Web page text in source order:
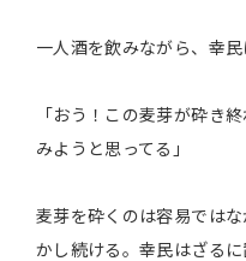
一人酒を飲みながら、幸民
「おう！この麦芽が砕き
みようと思ってる」
麦芽を砕くのは容易では
かし続ける。幸民はざる